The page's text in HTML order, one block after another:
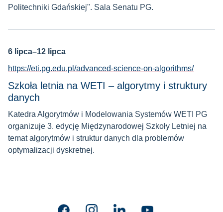
Politechniki Gdańskiej". Sala Senatu PG.
6 lipca–12 lipca
https://eti.pg.edu.pl/advanced-science-on-algorithms/
Szkoła letnia na WETI – algorytmy i struktury
danych
Katedra Algorytmów i Modelowania Systemów WETI PG
organizuje 3. edycję Międzynarodowej Szkoły Letniej na
temat algorytmów i struktur danych dla problemów
optymalizacji dyskretnej.